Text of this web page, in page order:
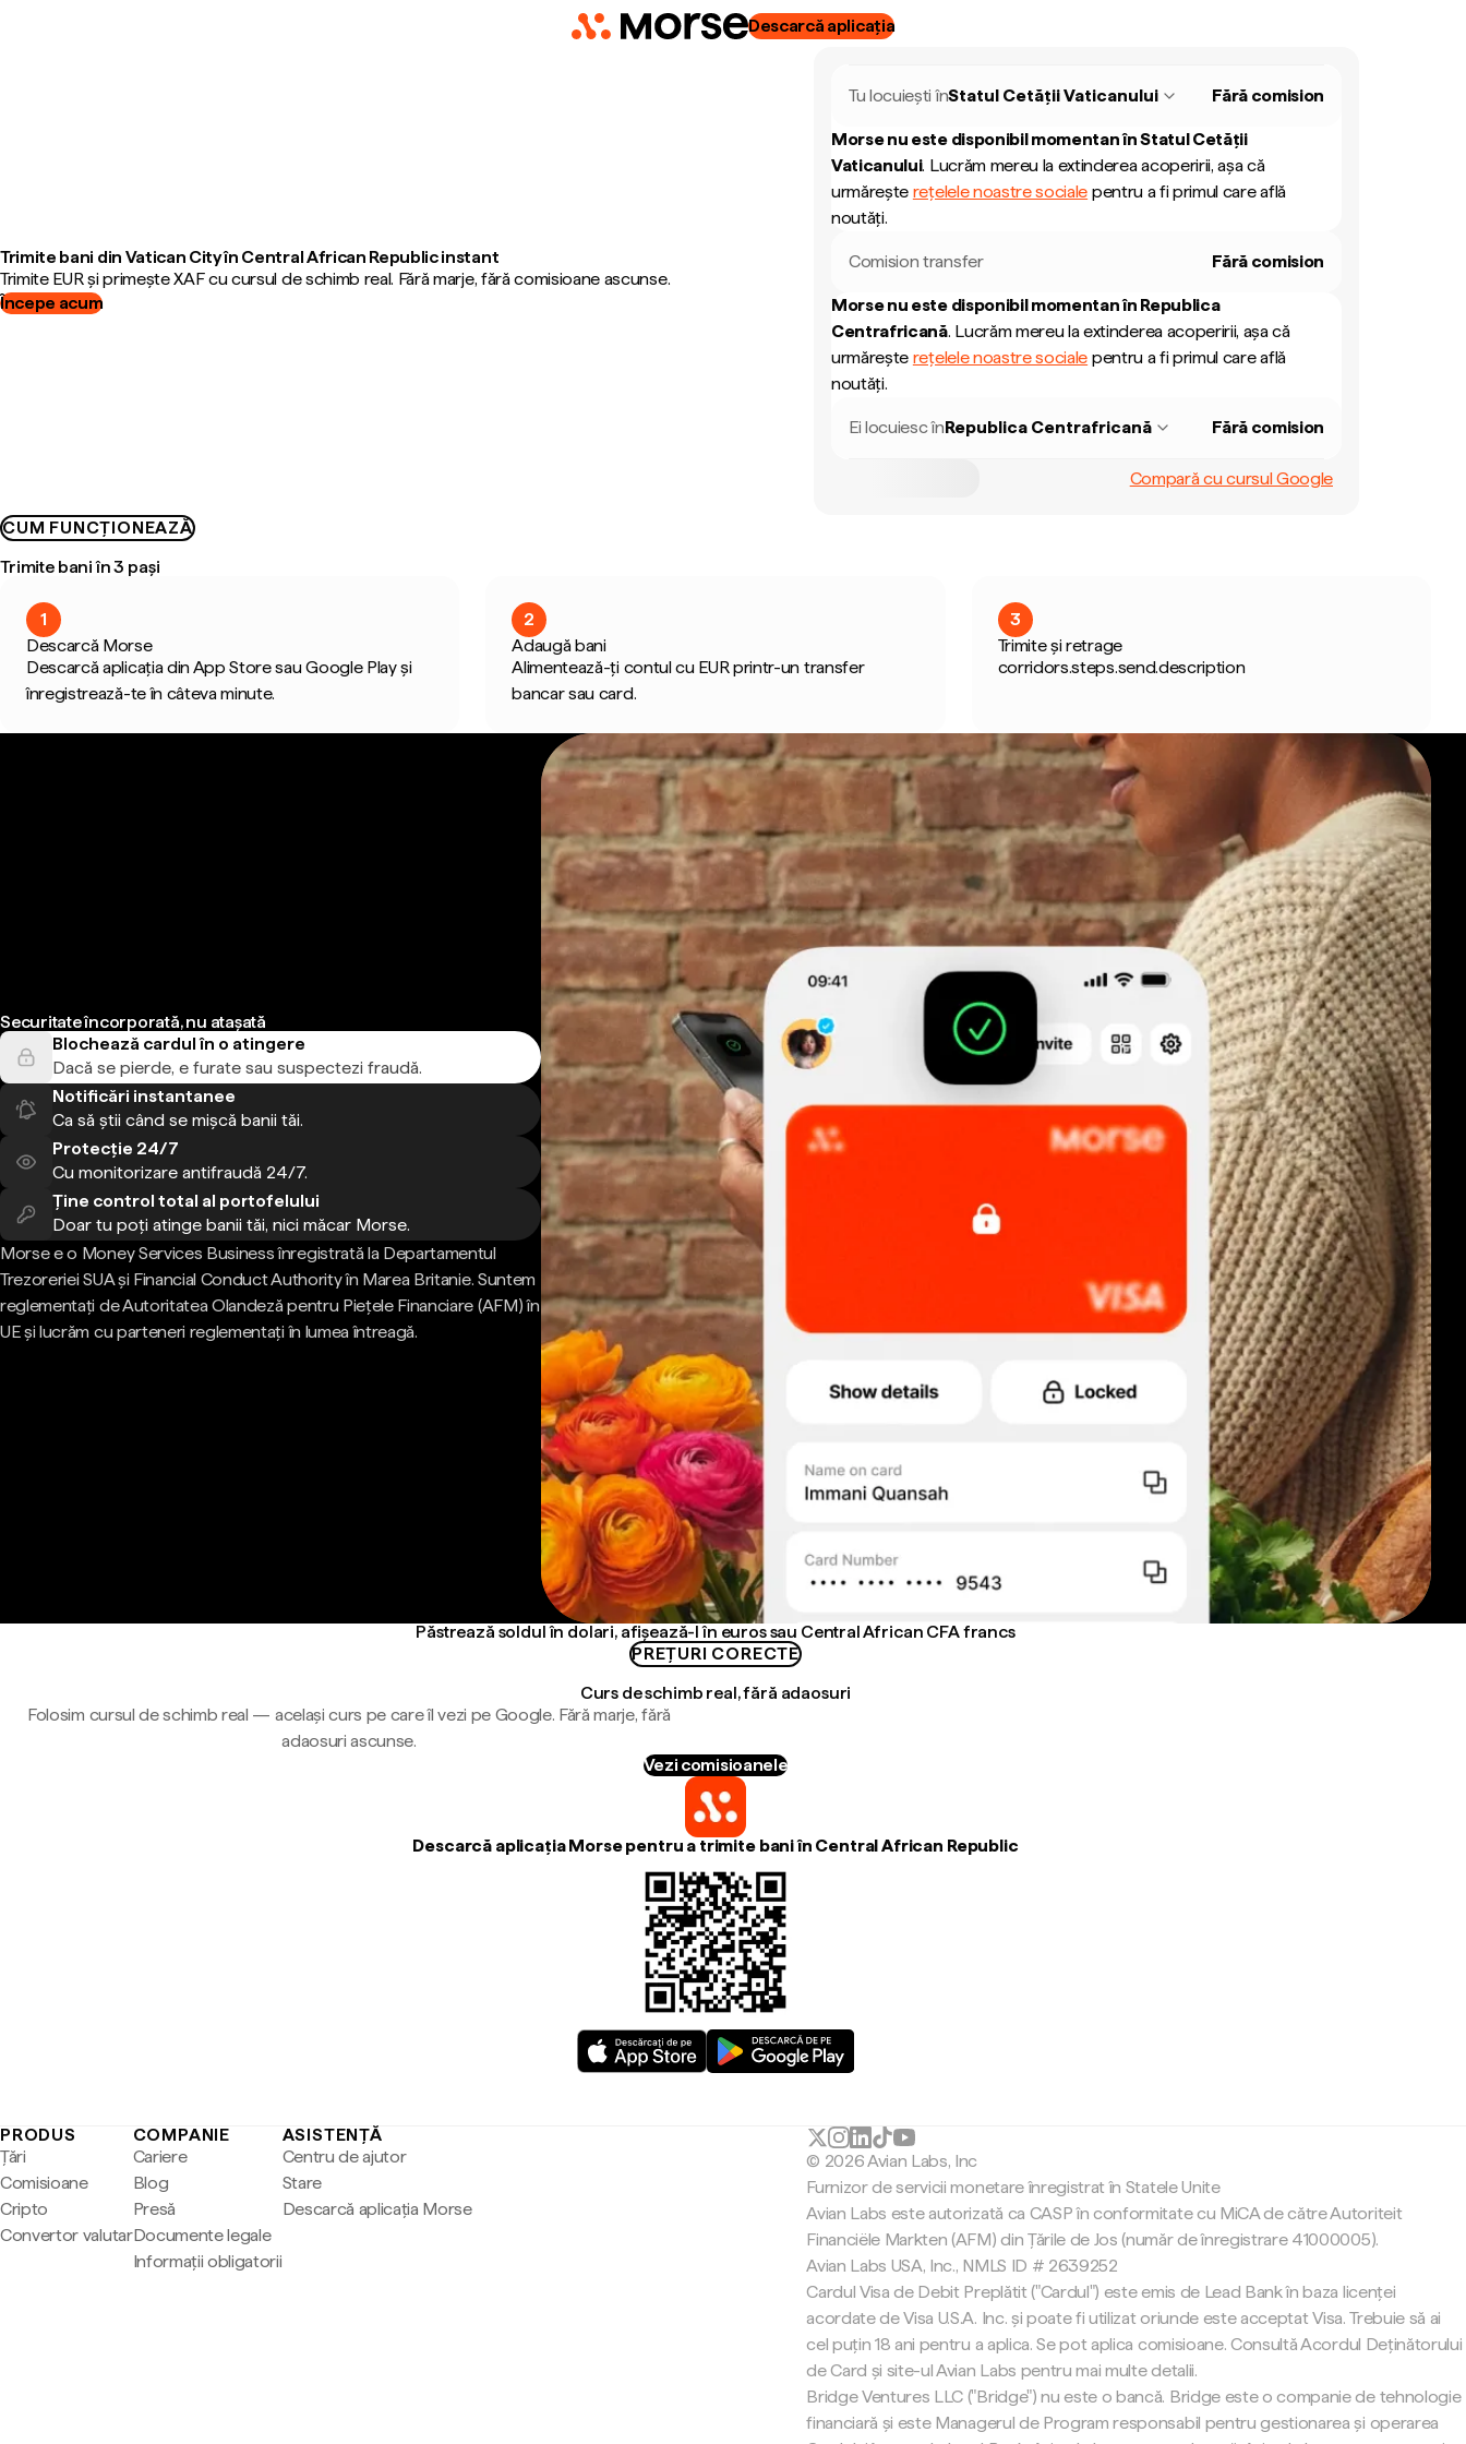
Descarcă aplicația
Trimite bani din Vatican City în Central African Republic instant
Trimite EUR și primește XAF cu cursul de schimb real. Fără marje, fără comisioane ascunse.
Începe acum
Tu locuiești înStatul Cetății Vaticanului Fără comision
Morse nu este disponibil momentan înStatul Cetății
Vaticanului. Lucrăm mereu la extinderea acoperirii, așa că
urmărește rețelele noastre sociale pentru a fi primul care află
noutăți.
Comision transfer Fără comision
Morse nu este disponibil momentan în Republica
Centrafricană. Lucrăm mereu la extinderea acoperirii, așa că
urmărește rețelele noastre sociale pentru a fi primul care află
noutăți.
Ei locuiesc înRepublica Centrafricană Fără comision
Compară cu cursul Google
CUM FUNCȚIONEAZĂ
Trimite bani în 3 pași
1
Descarcă Morse
Descarcă aplicația din App Store sau Google Play și
înregistrează-te în câteva minute.
2
Adaugă bani
Alimentează-ți contul cu EUR printr-un transfer
bancar sau card.
3
Trimite și retrage
corridors.steps.send.description
Securitate încorporată, nu atașată
Blochează cardul în o atingere
Dacă se pierde, e furate sau suspectezi fraudă.
Notificări instantanee
Ca să știi când se mișcă banii tăi.
Protecție 24/7
Cu monitorizare antifraudă 24/7.
Ține control total al portofelului
Doar tu poți atinge banii tăi, nici măcar Morse.
Morse e o Money Services Business înregistrată la Departamentul
Trezoreriei SUA și Financial Conduct Authority în Marea Britanie. Suntem
reglementați de Autoritatea Olandeză pentru Piețele Financiare (AFM) în
UE și lucrăm cu parteneri reglementați în lumea întreagă.
Păstrează soldul în dolari, afișează-l în euros sau Central African CFA francs
PREȚURI CORECTE
Curs de schimb real, fără adaosuri
Folosim cursul de schimb real — același curs pe care îl vezi pe Google. Fără marje, fără
adaosuri ascunse.
Vezi comisioanele
Descarcă aplicația Morse pentru a trimite bani în Central African Republic
PRODUS
Țări
Comisioane
Cripto
Convertor valutar
COMPANIE
Cariere
Blog
Presă
Documente legale
Informații obligatorii
ASISTENȚĂ
Centru de ajutor
Stare
Descarcă aplicația Morse
© 2026 Avian Labs, Inc
Furnizor de servicii monetare înregistrat în Statele Unite
Avian Labs este autorizată ca CASP în conformitate cu MiCA de către Autoriteit
Financiële Markten (AFM) din Țările de Jos (număr de înregistrare 41000005).
Avian Labs USA, Inc., NMLS ID # 2639252
Cardul Visa de Debit Preplătit ("Cardul") este emis de Lead Bank în baza licenței
acordate de Visa U.S.A. Inc. și poate fi utilizat oriunde este acceptat Visa. Trebuie să ai
cel puțin 18 ani pentru a aplica. Se pot aplica comisioane. Consultă Acordul Deținătorului
de Card și site-ul Avian Labs pentru mai multe detalii.
Bridge Ventures LLC ("Bridge") nu este o bancă. Bridge este o companie de tehnologie
financiară și este Managerul de Program responsabil pentru gestionarea și operarea